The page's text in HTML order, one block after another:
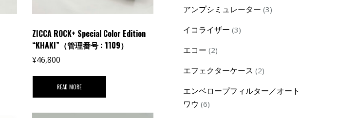
ZICCA ROCK+ Special Color Edition
“KHAKI”（管理番号 : 1109）
¥46,800
READ MORE
アンプシミュレーター 33
イコライザー 33
エコー 22
エフェクターケース 22
エンベロープフィルター／オート
ワウ 66